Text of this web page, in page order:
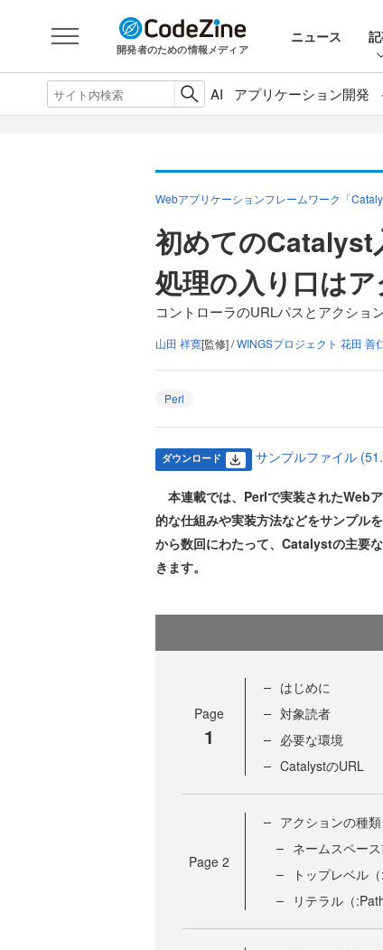
開発者のための情報メディア
ニュース
AI アプリケーション開発
Webアプリケーションフレームワーク「
初めてのCatalyst
処理の入り口は
コントローラのURLパスとアクショ
山田 祥寛[監修] /WINGSプロジェクト 花田 善
Perl
ダウンロード サンプルファイル
本連載では、Perlで実装されたWeb
的な仕組みや実装方法などをサンプル
から数回にわたって、Catalystの主要
きます。
Page
1
はじめに
対象読者
必要な環境
CatalystのURL
Page 2
アクションの種類
ネームスペース
トップレベル（
リテラル（:Path